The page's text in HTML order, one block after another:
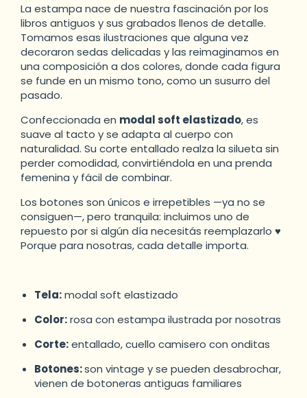
La estampa nace de nuestra fascinación por los
libros antiguos y sus grabados llenos de detalle.
Tomamos esas ilustraciones que alguna vez
decoraron sedas delicadas y las reimaginamos en
una composición a dos colores, donde cada figura
se funde en un mismo tono, como un susurro del
pasado.
Confeccionada en modal soft elastizado, es
suave al tacto y se adapta al cuerpo con
naturalidad. Su corte entallado realza la silueta sin
perder comodidad, convirtiéndola en una prenda
femenina y fácil de combinar.
Los botones son únicos e irrepetibles —ya no se
consiguen—, pero tranquila: incluimos uno de
repuesto por si algún día necesitás reemplazarlo ♥
Porque para nosotras, cada detalle importa.
Tela:modal soft elastizado
Color:rosa con estampa ilustrada por nosotras
Corte:entallado, cuello camisero con onditas
Botones:son vintage y se pueden desabrochar,
vienen de botoneras antiguas familiares